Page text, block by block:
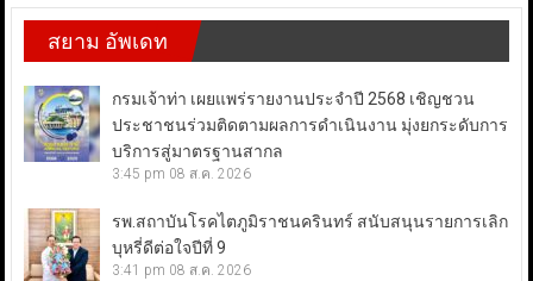
สยาม อัพเดท
กรมเจ้าท่า เผยแพร่รายงานประจำปี 2568 เชิญชวน
ประชาชนร่วมติดตามผลการดำเนินงาน มุ่งยกระดับการ
บริการสู่มาตรฐานสากล
3:45 pm 08 ส.ค. 2026
รพ.สถาบันโรคไตภูมิราชนครินทร์ สนับสนุนรายการเลิก
บุหรี่ดีต่อใจปีที่ 9
3:41 pm 08 ส.ค. 2026